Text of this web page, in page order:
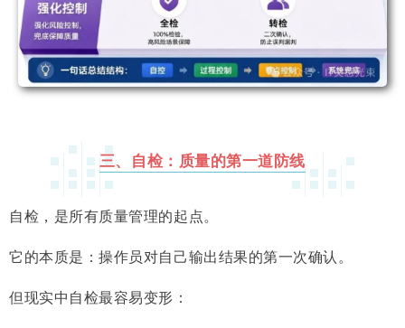
三、自检：质量的第一道防线
自检，是所有质量管理的起点。
它的本质是：操作员对自己输出结果的第一次确认。
但现实中自检最容易变形：